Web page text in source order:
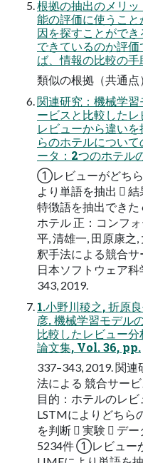
根拠の抽出のメリ
能の評価に使うこ
因を探すことがで
できているのか評
ば、情報の比較の
類似の根拠（共通点
関連研究：機械学
ービスと比較した
レビューから違い
らのホテルについ
ータ：2つのホテル
①レビューがどち
より単語を抽出 
特徴語を抽出できた
ホテル 正：コンフ
平, 清雄一, 田原康之
釈手法による競合
日本ソフトウェア科
343, 2019.
1.小野川稜之, 折原
彦. 機械学習モデル
比較したレビュー
論文集, Vol. 36, pp.
337–343, 2019. 関
法による 競合サー
目的：ホテルのレビ
LSTMによりどちら
を判断  実験  デ
5234件 ①レビュー